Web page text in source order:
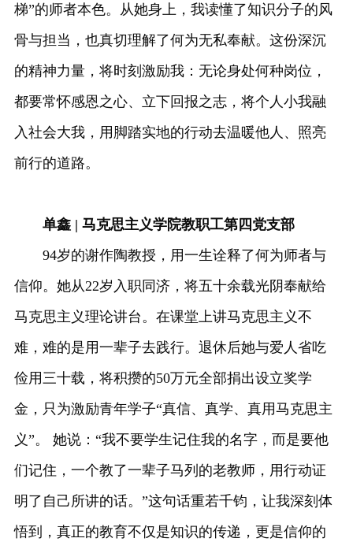
梯”的师者本色。从她身上，我读懂了知识分子的风
骨与担当，也真切理解了何为无私奉献。这份深沉
的精神力量，将时刻激励我：无论身处何种岗位，
都要常怀感恩之心、立下回报之志，将个人小我融
入社会大我，用脚踏实地的行动去温暖他人、照亮
前行的道路。
单鑫 | 马克思主义学院教职工第四党支部
94岁的谢作陶教授，用一生诠释了何为师者与
信仰。她从22岁入职同济，将五十余载光阴奉献给
马克思主义理论讲台。在课堂上讲马克思主义不
难，难的是用一辈子去践行。退休后她与爱人省吃
俭用三十载，将积攒的50万元全部捐出设立奖学
金，只为激励青年学子“真信、真学、真用马克思主
义”。 她说：“我不要学生记住我的名字，而是要他
们记住，一个教了一辈子马列的老教师，用行动证
明了自己所讲的话。”这句话重若千钧，让我深刻体
悟到，真正的教育不仅是知识的传递，更是信仰的